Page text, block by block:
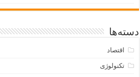
دسته‌ها
اقتصاد
تکنولوژی